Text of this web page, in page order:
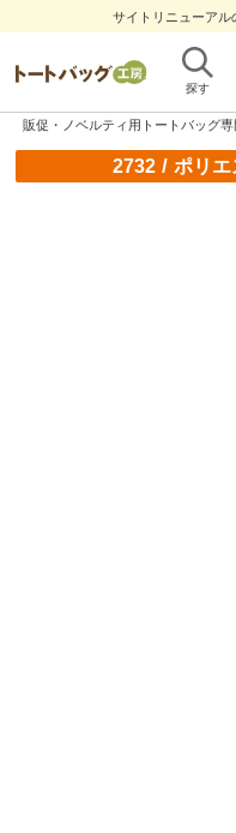
サイトリニューアル
探す
販促・ノベルティ用トートバッグ
2732 /ポリエ